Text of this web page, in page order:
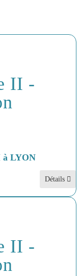
II -
à LYON
Détails
II -